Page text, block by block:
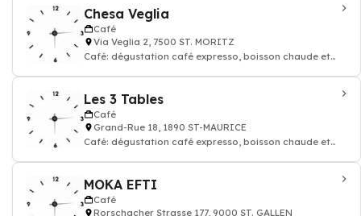
Chesa Veglia
Café
Via Veglia 2, 7500 ST. MORITZ
Café: dégustation café expresso, boisson chaude et
Les 3 Tables
Café
Grand-Rue 18, 1890 ST-MAURICE
Café: dégustation café expresso, boisson chaude et
MOKA EFTI
Café
Rorschacher Strasse 177, 9000 ST. GALLEN